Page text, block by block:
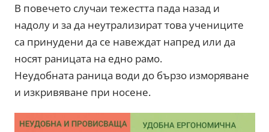
В повечето случаи тежестта пада назад и
надолу и за да неутрализират това учениците
са принудени да се навеждат напред или да
носят раницата на едно рамо.
Неудобната раница води до бързо изморяване
и изкривяване при носене.